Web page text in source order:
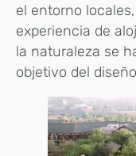
el entorno
experiencia de
la naturaleza se
objetivo del